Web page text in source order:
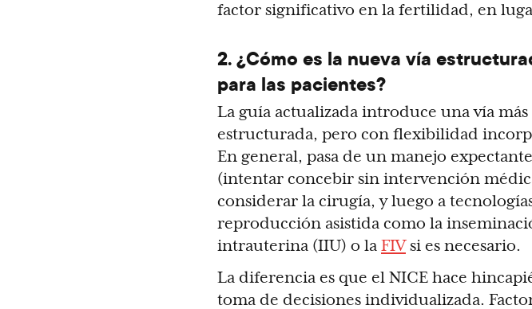
factor significativo en la fertilidad, en
2. ¿Cómo es la nueva vía
para las pacientes?
La guía actualizada introduce una vía más
estructurada, pero con flexibilidad
En general, pasa de un manejo expectante
(intentar concebir sin intervención
considerar la cirugía, y luego a
reproducción asistida como la
intrauterina (IIU) o la FIVsi es necesario.
La diferencia es que el NICE hace
toma de decisiones individualizada.